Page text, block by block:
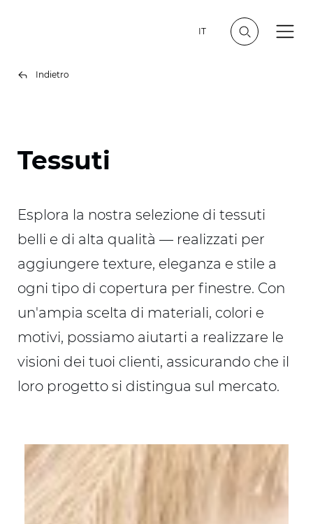
IT
Indietro
Tessuti
Esplora la nostra selezione di tessuti
belli e di alta qualità — realizzati per
aggiungere texture, eleganza e stile a
ogni tipo di copertura per finestre. Con
un'ampia scelta di materiali, colori e
motivi, possiamo aiutarti a realizzare le
visioni dei tuoi clienti, assicurando che il
loro progetto si distingua sul mercato.